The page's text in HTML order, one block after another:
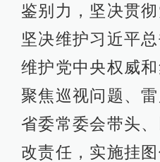
鉴别力，坚决贯
坚决维护习近平
维护党中央权威
聚焦巡视问题、
省委常委会带头
改责任，实施挂